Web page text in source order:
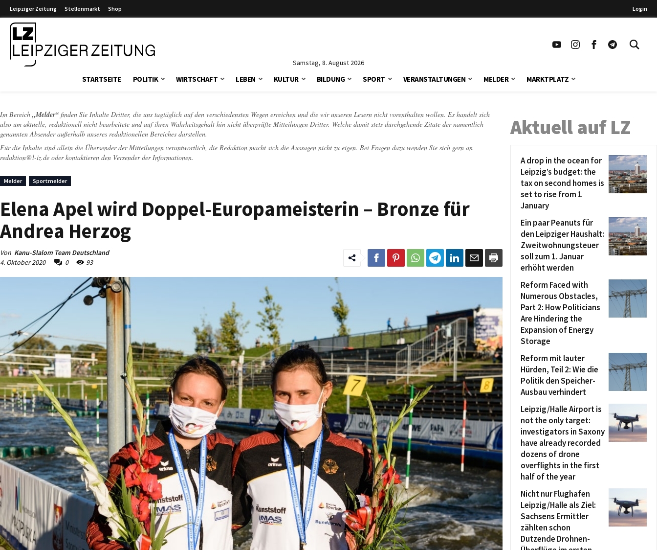
Leipziger Zeitung Stellenmarkt Shop Login
Samstag, 8. August 2026
STARTSEITE POLITIK WIRTSCHAFT LEBEN KULTUR BILDUNG SPORT VERANSTALTUNGEN MELDER MARKTPLATZ
Im Bereich „Melder“ finden Sie Inhalte Dritter, die uns tagtäglich auf den verschiedensten Wegen erreichen und die wir unseren Lesern nicht vorenthalten wollen. Es handelt sich
also um aktuelle, redaktionell nicht bearbeitete und auf ihren Wahrheitsgehalt hin nicht überprüfte Mitteilungen Dritter. Welche damit stets durchgehende Zitate der namentlich
genannten Absender außerhalb unseres redaktionellen Bereiches darstellen.
Für die Inhalte sind allein die Übersender der Mitteilungen verantwortlich, die Redaktion macht sich die Aussagen nicht zu eigen. Bei Fragen dazu wenden Sie sich gern an
redaktion@l-iz.de oder kontaktieren den Versender der Informationen.
Melder Sportmelder
Elena Apel wird Doppel-Europameisterin – Bronze für
Andrea Herzog
Von Kanu-Slalom Team Deutschland
4. Oktober 2020
0 93
Aktuell auf LZ
A drop in the ocean for
Leipzig’s budget: the
tax on second homes is
set to rise from 1
January
Ein paar Peanuts für
den Leipziger Haushalt:
Zweitwohnungsteuer
soll zum 1. Januar
erhöht werden
Reform Faced with
Numerous Obstacles,
Part 2: How Politicians
Are Hindering the
Expansion of Energy
Storage
Reform mit lauter
Hürden, Teil 2: Wie die
Politik den Speicher-
Ausbau verhindert
Leipzig/Halle Airport is
not the only target:
investigators in Saxony
have already recorded
dozens of drone
overflights in the first
half of the year
Nicht nur Flughafen
Leipzig/Halle als Ziel:
Sachsens Ermittler
zählten schon
Dutzende Drohnen-